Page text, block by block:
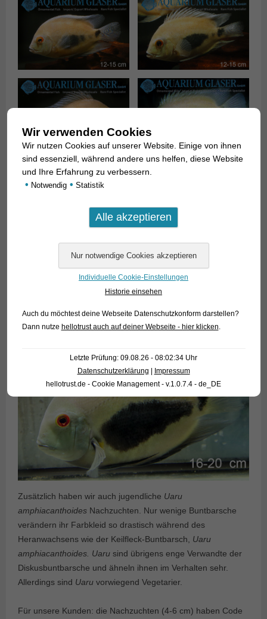
Zusätzlich haben wir auch jugendliche Uaru
amphiacanthoides Nachzuchten. Nur wenige Buntbarsche
verändern ihr Farbkleid so drastisch während des
Heranwachsens wie der Keilfleck-Buntbarsch, Uaru
amphiacanthoides. Uaru sind übrigens enge Verwandte der
Diskusbuntbarsche und ähneln ihnen im Verhalten sehr.
Allerdings sind Uaru vorwiegend Vegetarier.
Für unsere Kunden: die Nachzuchten (4-6 cm) haben Code
Wir verwenden Cookies
Wir nutzen Cookies auf unserer Website. Einige von ihnen
sind essenziell, während andere uns helfen, diese Website
und Ihre Erfahrung zu verbessern.
• Notwendig • Statistik
Individuelle Cookie-Einstellungen
Historie einsehen
Auch du möchtest deine Webseite Datenschutzkonform darstellen?
Dann nutze hellotrust auch auf deiner Webseite - hier klicken
Letzte Prüfung: 09.08.26 - 08:02:34 Uhr
Datenschutzerklärung | Impressum
hellotrust.de - Cookie Management - v.1.0.7.4 - de_DE